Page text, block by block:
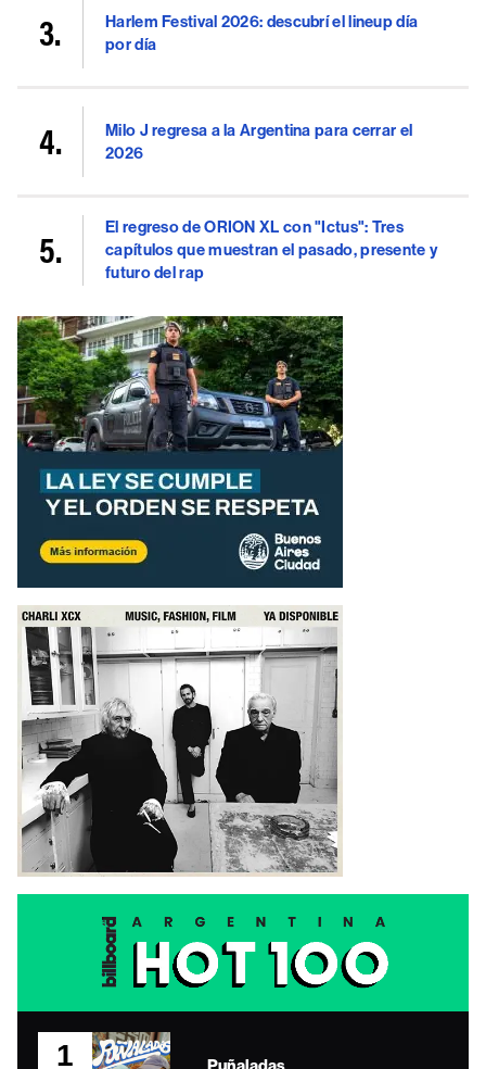
Harlem Festival 2026: descubrí el lineup día
por día
Milo J regresa a la Argentina para cerrar el
2026
El regreso de ORION XL con "Ictus": Tres
capítulos que muestran el pasado, presente y
futuro del rap
1